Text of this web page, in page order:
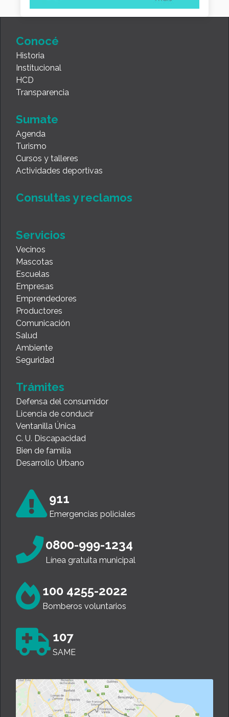
Conocé
Historia
Institucional
HCD
Transparencia
Sumate
Agenda
Turismo
Cursos y talleres
Actividades deportivas
Consultas y reclamos
Servicios
Vecinos
Mascotas
Escuelas
Empresas
Emprendedores
Productores
Comunicación
Salud
Ambiente
Seguridad
Trámites
Defensa del consumidor
Licencia de conducir
Ventanilla Única
C. U. Discapacidad
Bien de familia
Desarrollo Urbano
911
Emergencias policiales
0800-999-1234
Línea gratuita municipal
100 4255-2022
Bomberos voluntarios
107
SAME